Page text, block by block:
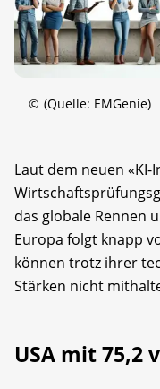
© (Quelle: EMGenie)
Laut dem neuen «KI-
das globale Rennen
Europa folgt knapp
können trotz ihrer
Stärken nicht
USA mit 75,2